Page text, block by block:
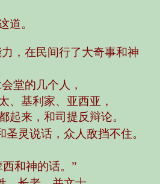
道。
，在民间行了大奇事和神
堂的几个人，
、基利家、亚西亚，
起来，和司提反辩论。
灵说话，众人敌挡不住。
和神的话。”